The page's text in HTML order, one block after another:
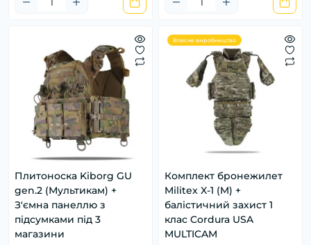
Плитоноска Kiborg GU
gen.2 (Мультикам) +
З'ємна панеллю з
підсумками під 3
магазини
Власне виробництво
Комплект бронежилет
Militex X-1 (M) +
балістичний захист 1
клас Cordura USA
MULTICAM